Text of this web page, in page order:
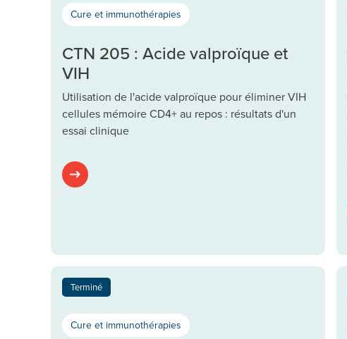
Cure et immunothérapies
CTN 205 : Acide valproïque et
VIH
Utilisation de l'acide valproïque pour éliminer VIH
cellules mémoire CD4+ au repos : résultats d'un
essai clinique
Terminé
Cure et immunothérapies